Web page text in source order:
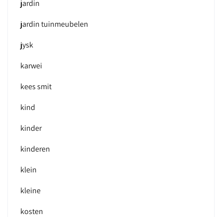
jardin
jardin tuinmeubelen
jysk
karwei
kees smit
kind
kinder
kinderen
klein
kleine
kosten